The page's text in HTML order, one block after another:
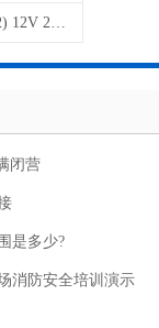
闭营
是多少?
消防安全培训演示